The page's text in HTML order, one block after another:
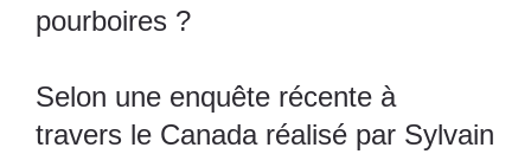
pourboires ?
Selon une enquête récente à
travers le Canada réalisé par Sylvain